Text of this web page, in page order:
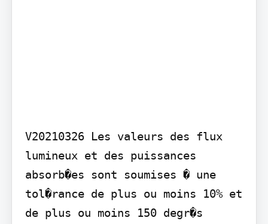
V20210326 Les valeurs des flux
lumineux et des puissances
absorb�es sont soumises � une
tol�rance de plus ou moins 10% et
de plus ou moins 150 degr�s